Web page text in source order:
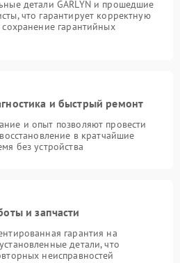
детали GARLYN и прошедшие
что гарантирует корректную
гарантийных
и быстрый ремонт
и опыт позволяют провести
в кратчайшие
без устройства
и запчасти
гарантия на
детали, что
неисправностей